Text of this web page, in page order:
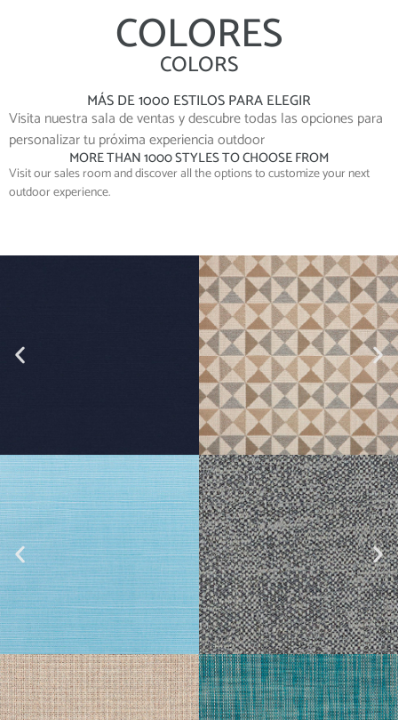
COLORES
COLORS
MÁS DE 1000 ESTILOS PARA ELEGIR
Visita nuestra sala de ventas y descubre todas las opciones para
personalizar tu próxima experiencia outdoor
MORE THAN 1000 STYLES TO CHOOSE FROM
Visit our sales room and discover all the options to customize your next
outdoor experience.